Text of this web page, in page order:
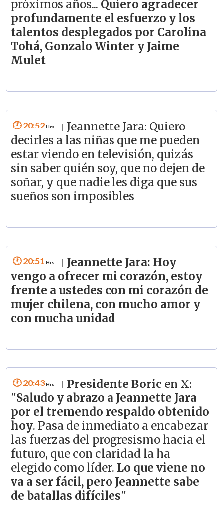
próximos años... Quiero agradecer
profundamente el esfuerzo y los
talentos desplegados por Carolina
Tohá, Gonzalo Winter y Jaime
Mulet
20:52
Jeannette Jara: Quiero
decirles a las niñas que me pueden
estar viendo en televisión, quizás
sin saber quién soy, que no dejen de
soñar, y que nadie les diga que sus
sueños son imposibles
20:51
Jeannette Jara: Hoy
vengo a ofrecer mi corazón, estoy
frente a ustedes con mi corazón de
mujer chilena, con mucho amor y
con mucha unidad
20:43 Presidente Boric en X:
"Saludo y abrazo a Jeannette Jara
por el tremendo respaldo obtenido
hoy. Pasa de inmediato a encabezar
las fuerzas del progresismo hacia el
futuro, que con claridad la ha
elegido como líder. Lo que viene no
va a ser fácil, pero Jeannette sabe
de batallas difíciles"